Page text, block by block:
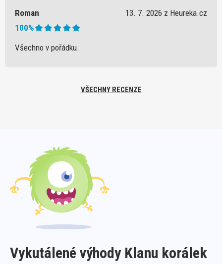
Roman
13. 7. 2026 z Heureka.cz
100%
Všechno v pořádku.
VŠECHNY RECENZE
Vykutálené výhody Klanu korálek